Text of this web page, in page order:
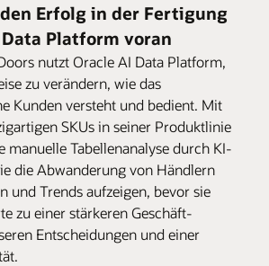
Erfolg in der Fertigung
Platform voran
nutzt Oracle AI Data Platform,
zu verändern, wie das
Kunden versteht und bedient. Mit
SKUs in seiner Produktlinie
manuelle Tabellenanalyse durch KI-
die Abwanderung von Händlern
und Trends aufzeigen, bevor sie
zu einer stärkeren Geschäft-
Entscheidungen und einer